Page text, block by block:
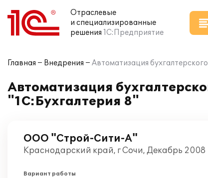
Отраслевые
и специализированные
решения 1С:Предприятие
Главная Внедрения Автоматизация
Автоматизация
"1С:Бухгалтерия 8"
ООО "Строй-Сити-А"
Краснодарский край, г Сочи, Декабрь 2008
Вариант работы